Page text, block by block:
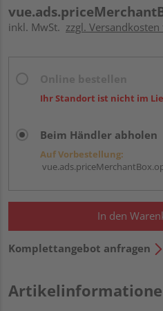
inkl. MwSt. zzgl.
Ihr Standort ist nicht im
Beim Händler abholen
Auf Vorbestellung:
In den
Komplettangebot anfragen